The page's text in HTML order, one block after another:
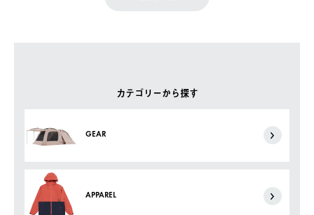
カテゴリーから探す
GEAR
APPAREL